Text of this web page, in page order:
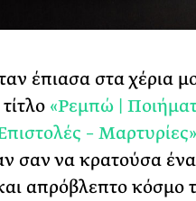
έπιασα στα χέρια
«Ρεμπώ |
– Μαρτυρίες»
σαν να κρατούσα ένα
απρόβλεπτο κόσμο